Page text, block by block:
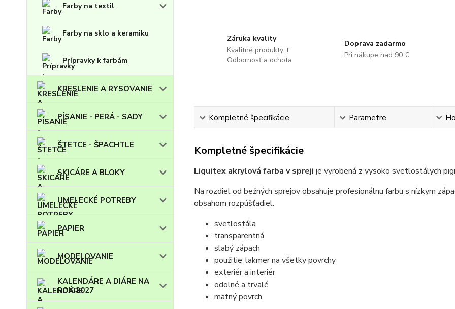
Farby na textil
Farby na sklo a keramiku
Prípravky k farbám
KRESLENIE A RYSOVANIE
PÍSANIE - PERÁ - SADY
ŠTETCE - ŠPACHTLE
SKICÁRE A BLOKY
UMELECKÉ POTREBY
PAPIER
MODELOVANIE
KALENDÁRE A DIÁRE NA
ROK 2027
Záruka kvality
Kvalitné produkty +
Odbornosť a ochota
Doprava zadarmo
Pri nákupe nad 90 €
Kompletné špecifikácie Parametre
Kompletné špecifikácie
Liquitex akrylová farba v spreji je vyrobená z vysoko svetlostálych
Na rozdiel od bežných sprejov obsahuje profesionálnu farbu s nízkym
obsahom rozpúšťadiel.
svetlostála
transparentná
slabý zápach
použitie takmer na všetky povrchy
exteriér a interiér
odolné a trvalé
matný povrch